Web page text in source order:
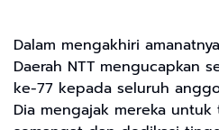
Dalam mengakhiri
Daerah NTT mengucapkan
ke-77 kepada seluruh
Dia mengajak mereka